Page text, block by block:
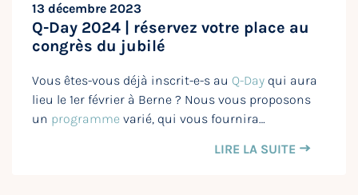
13 décembre 2023
Q-Day 2024 | réservez votre place au
congrès du jubilé
Vous êtes-vous déjà inscrit-e-s au Q-Day qui aura
lieu le 1er février à Berne ? Nous vous proposons
un programme varié, qui vous fournira…
LIRE LA SUITE